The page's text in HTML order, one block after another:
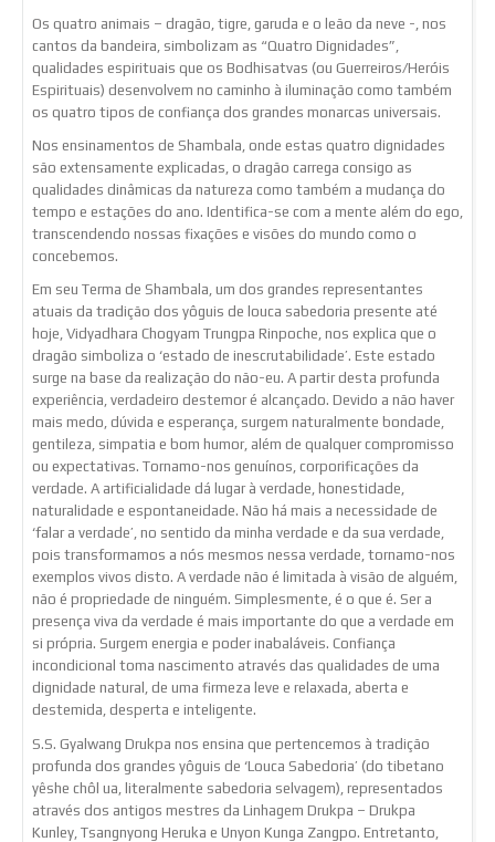
Os quatro animais – dragão, tigre, garuda e o leão da neve -, nos
cantos da bandeira, simbolizam as “Quatro Dignidades”,
qualidades espirituais que os Bodhisatvas (ou Guerreiros/Heróis
Espirituais) desenvolvem no caminho à iluminação como também
os quatro tipos de confiança dos grandes monarcas universais.
Nos ensinamentos de Shambala, onde estas quatro dignidades
são extensamente explicadas, o dragão carrega consigo as
qualidades dinâmicas da natureza como também a mudança do
tempo e estações do ano. Identifica-se com a mente além do ego,
transcendendo nossas fixações e visões do mundo como o
concebemos.
Em seu Terma de Shambala, um dos grandes representantes
atuais da tradição dos yôguis de louca sabedoria presente até
hoje, Vidyadhara Chogyam Trungpa Rinpoche, nos explica que o
dragão simboliza o ‘estado de inescrutabilidade’. Este estado
surge na base da realização do não-eu. A partir desta profunda
experiência, verdadeiro destemor é alcançado. Devido a não haver
mais medo, dúvida e esperança, surgem naturalmente bondade,
gentileza, simpatia e bom humor, além de qualquer compromisso
ou expectativas. Tornamo-nos genuínos, corporificações da
verdade. A artificialidade dá lugar à verdade, honestidade,
naturalidade e espontaneidade. Não há mais a necessidade de
‘falar a verdade’, no sentido da minha verdade e da sua verdade,
pois transformamos a nós mesmos nessa verdade, tornamo-nos
exemplos vivos disto. A verdade não é limitada à visão de alguém,
não é propriedade de ninguém. Simplesmente, é o que é. Ser a
presença viva da verdade é mais importante do que a verdade em
si própria. Surgem energia e poder inabaláveis. Confiança
incondicional toma nascimento através das qualidades de uma
dignidade natural, de uma firmeza leve e relaxada, aberta e
destemida, desperta e inteligente.
S.S. Gyalwang Drukpa nos ensina que pertencemos à tradição
profunda dos grandes yôguis de ‘Louca Sabedoria’ (do tibetano
yêshe chôl ua, literalmente sabedoria selvagem), representados
através dos antigos mestres da Linhagem Drukpa – Drukpa
Kunley, Tsangnyong Heruka e Unyon Kunga Zangpo. Entretanto,